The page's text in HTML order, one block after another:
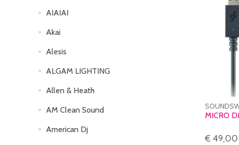
MICRO
€ 49,00
AIAIAI
Akai
Alesis
ALGAM LIGHTING
Allen & Heath
AM Clean Sound
American Dj